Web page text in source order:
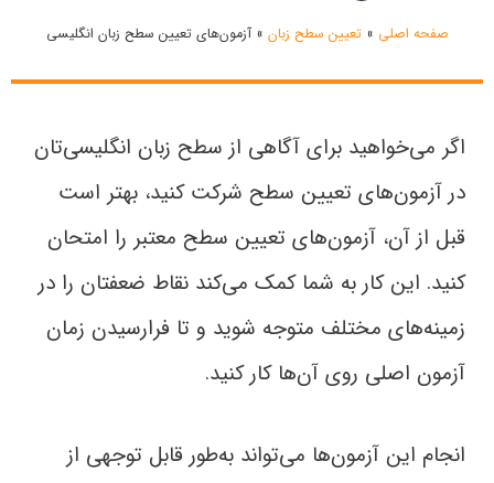
صفحه اصلی »تعیین سطح زبان »آزمون‌های تعیین سطح زبان انگلیسی
اگر می‌خواهید برای آگاهی از سطح زبان انگلیسی‌تان
در آزمون‌های تعیین سطح شرکت کنید، بهتر است
قبل از آن، آزمون‌های تعیین سطح معتبر را امتحان
کنید. این کار به شما کمک می‌کند نقاط ضعفتان را در
زمینه‌های مختلف متوجه شوید و تا فرارسیدن زمان
آزمون اصلی روی آن‌ها کار کنید.
انجام این آزمون‌ها می‌تواند به‌طور قابل توجهی از